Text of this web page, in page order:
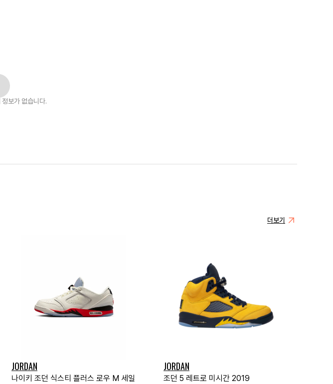
정보가 없습니다.
더보기
JORDAN
나이키 조던 식스티 플러스 로우 M 세일
JORDAN
조던 5 레트로 미시간 2019